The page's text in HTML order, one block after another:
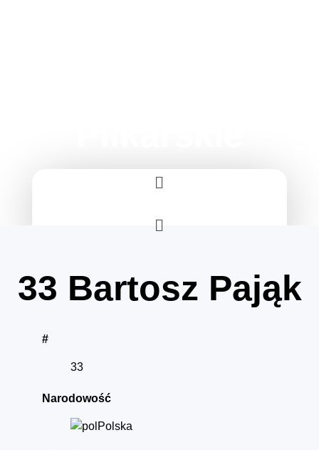
Menu
Menu
33 Bartosz Pająk
#
33
Narodowość
Polska